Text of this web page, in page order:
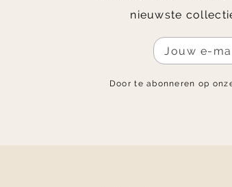
nieuwste
Door te abonneren op